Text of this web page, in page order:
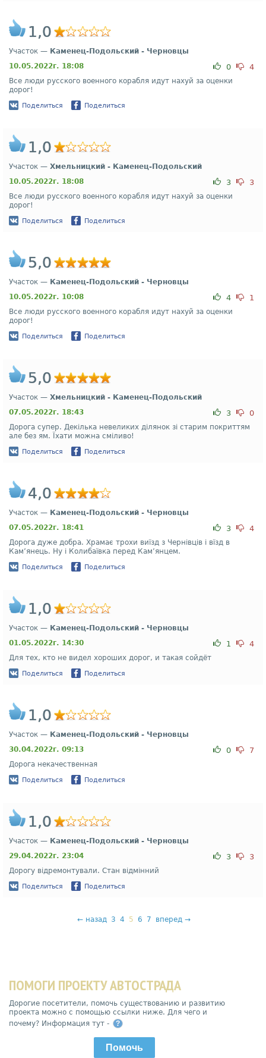
1,0
Участок — Каменец-Подольский - Черновцы
10.05.2022г. 18:08
0 4
Все люди русского военного корабля идут нахуй за оценки
дорог!
Поделиться Поделиться
1,0
Участок — Хмельницкий - Каменец-Подольский
10.05.2022г. 18:08
3 3
Все люди русского военного корабля идут нахуй за оценки
дорог!
Поделиться Поделиться
5,0
Участок — Каменец-Подольский - Черновцы
10.05.2022г. 10:08
4 1
Все люди русского военного корабля идут нахуй за оценки
дорог!
Поделиться Поделиться
5,0
Участок — Хмельницкий - Каменец-Подольский
07.05.2022г. 18:43
3 0
Дорога супер. Декілька невеликих ділянок зі старим покриттям
але без ям. Їхати можна сміливо!
Поделиться Поделиться
4,0
Участок — Каменец-Подольский - Черновцы
07.05.2022г. 18:41
3 4
Дорога дуже добра. Храмає трохи виїзд з Чернівців і вїзд в
Кам’янець. Ну і Колибаївка перед Кам’янцем.
Поделиться Поделиться
1,0
Участок — Каменец-Подольский - Черновцы
01.05.2022г. 14:30
1 4
Для тех, кто не видел хороших дорог, и такая сойдёт
Поделиться Поделиться
1,0
Участок — Каменец-Подольский - Черновцы
30.04.2022г. 09:13
0 7
Дорога некачественная
Поделиться Поделиться
1,0
Участок — Каменец-Подольский - Черновцы
29.04.2022г. 23:04
3 3
Дорогу відремонтували. Стан відмінний
Поделиться Поделиться
← назад 3 4 5 6 7 вперед →
ПОМОГИ ПРОЕКТУ АВТОСТРАДА
Дорогие посетители, помочь существованию и развитию
проекта можно с помощью ссылки ниже. Для чего и
почему? Информация тут -
?
Помочь